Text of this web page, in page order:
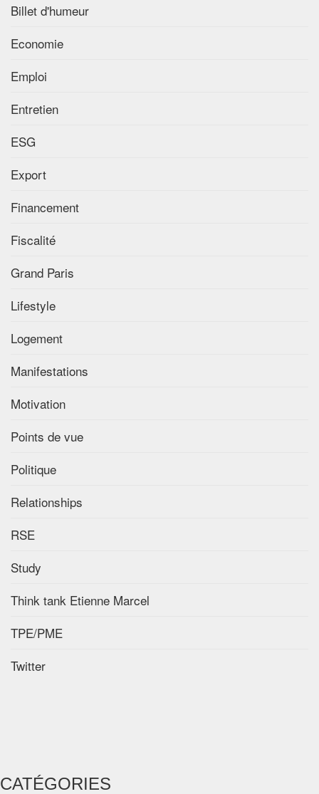
Billet d'humeur
Economie
Emploi
Entretien
ESG
Export
Financement
Fiscalité
Grand Paris
Lifestyle
Logement
Manifestations
Motivation
Points de vue
Politique
Relationships
RSE
Study
Think tank Etienne Marcel
TPE/PME
Twitter
CATÉGORIES